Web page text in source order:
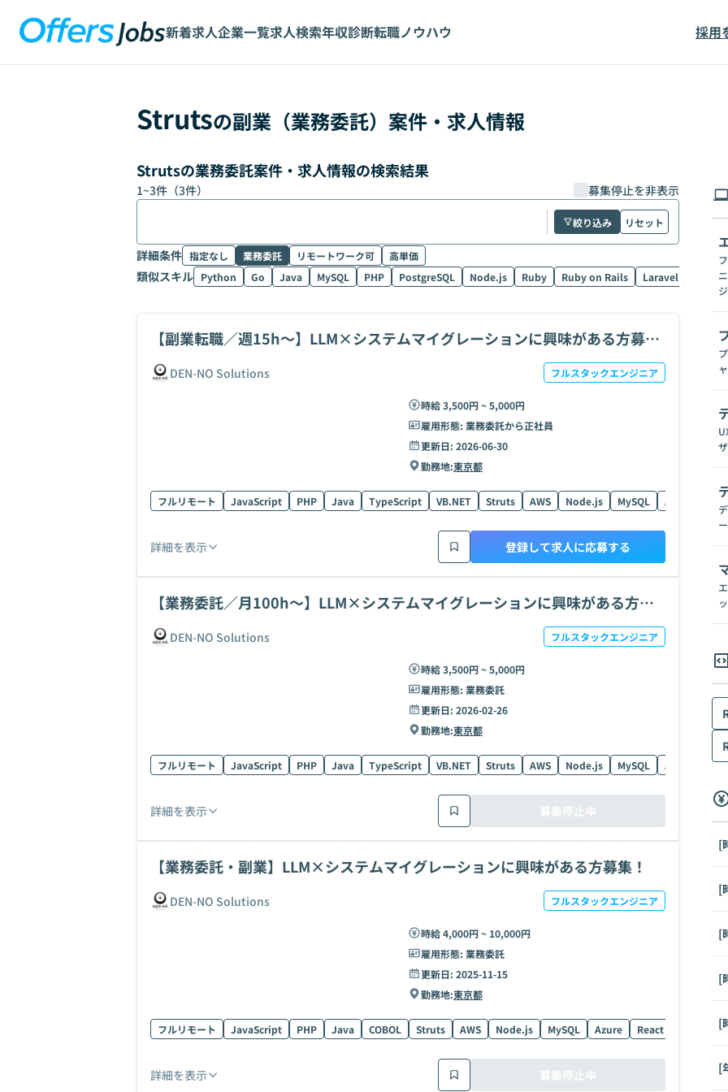
新着求人企業一覧求人検索年収診断転職ノウハウ 採用
Strutsの副業（業務委託）案件・求人情報
Strutsの業務委託案件・求人情報の検索結果
1~3件（3件） 募集停止を非表示
絞り込み リセット
詳細条件 指定なし 業務委託 リモートワーク可 高単価
類似スキル Python Go Java MySQL PHP PostgreSQL Node.js Ruby Ruby on Rails Laravel
【副業転職／週15h〜】LLM×システムマイグレーションに興味がある方募
集！
DEN-NO Solutions フルスタックエンジニア
時給 3,500円 ~ 5,000円
雇用形態: 業務委託から正社員
更新日: 2026-06-30
勤務地:東京都
フルリモート JavaScript PHP Java TypeScript VB.NET Struts AWS Node.js MySQL Azure
詳細を表示 登録して求人に応募する
【業務委託／月100h〜】LLM×システムマイグレーションに興味がある方募
集！
DEN-NO Solutions フルスタックエンジニア
時給 3,500円 ~ 5,000円
雇用形態: 業務委託
更新日: 2026-02-26
勤務地:東京都
フルリモート JavaScript PHP Java TypeScript VB.NET Struts AWS Node.js MySQL Azure
詳細を表示 募集停止中
【業務委託・副業】LLM×システムマイグレーションに興味がある方募集！
DEN-NO Solutions フルスタックエンジニア
時給 4,000円 ~ 10,000円
雇用形態: 業務委託
更新日: 2025-11-15
勤務地:東京都
フルリモート JavaScript PHP Java COBOL Struts AWS Node.js MySQL Azure React
詳細を表示 募集停止中
[
[
[
[
[
[